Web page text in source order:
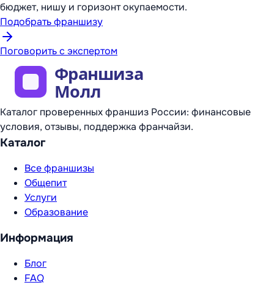
бюджет, нишу и горизонт окупаемости.
Подобрать франшизу
Поговорить с экспертом
Каталог проверенных франшиз России: финансовые
условия, отзывы, поддержка франчайзи.
Каталог
Все франшизы
Общепит
Услуги
Образование
Информация
Блог
FAQ